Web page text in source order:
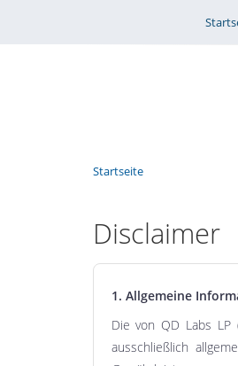
Pfadnavigation
Startseite
Disclaimer
1. Allgemeine
Die von QD Labs LP
ausschließlich